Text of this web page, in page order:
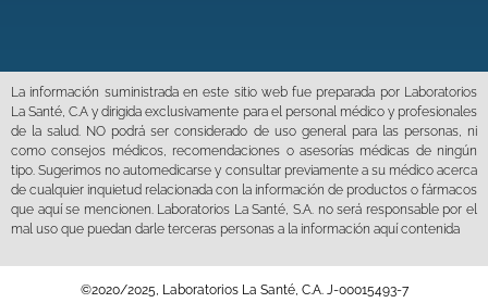
La información suministrada en este sitio web fue preparada por Laboratorios
La Santé, C.A y dirigida exclusivamente para el personal médico y profesionales
de la salud. NO podrá ser considerado de uso general para las personas, ni
como consejos médicos, recomendaciones o asesorías médicas de ningún
tipo. Sugerimos no automedicarse y consultar previamente a su médico acerca
de cualquier inquietud relacionada con la información de productos o fármacos
que aquí se mencionen. Laboratorios La Santé, S.A. no será responsable por el
mal uso que puedan darle terceras personas a la información aquí contenida
©2020/2025, Laboratorios La Santé, C.A. J-00015493-7